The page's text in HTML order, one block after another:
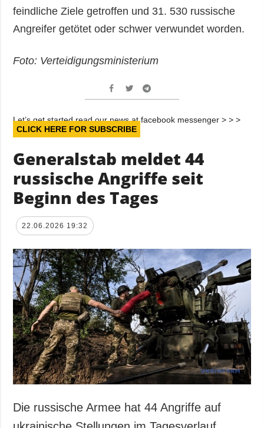
feindliche Ziele getroffen und 31. 530 russische
Angreifer getötet oder schwer verwundet worden.
Foto: Verteidigungsministerium
Let’s get started read our news at facebook messenger > > >
CLICK HERE FOR SUBSCRIBE
Generalstab meldet 44
russische Angriffe seit
Beginn des Tages
22.06.2026 19:32
Die russische Armee hat 44 Angriffe auf